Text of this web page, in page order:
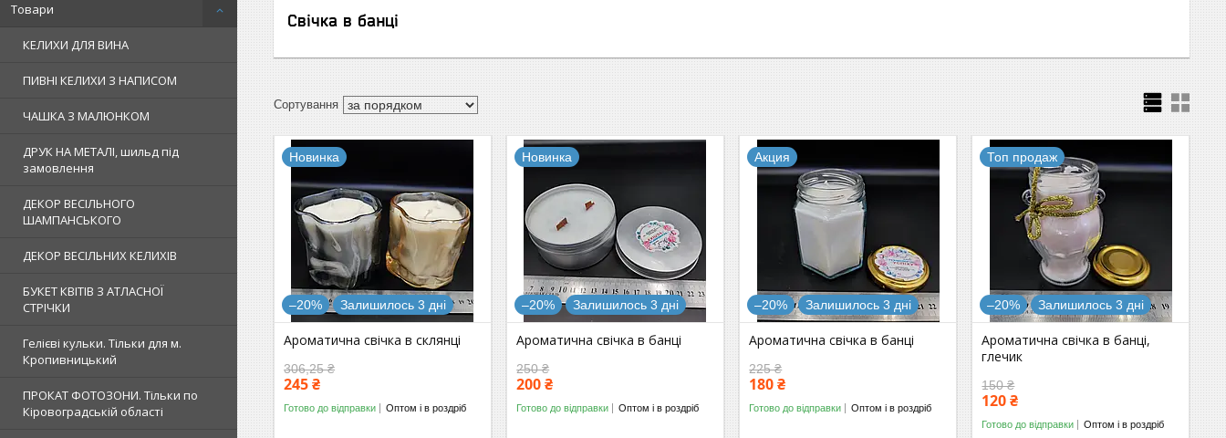
Товари
КЕЛИХИ ДЛЯ ВИНА
ПИВНІ КЕЛИХИ З НАПИСОМ
ЧАШКА З МАЛЮНКОМ
ДРУК НА МЕТАЛІ, шильд під
замовлення
ДЕКОР ВЕСІЛЬНОГО
ШАМПАНСЬКОГО
ДЕКОР ВЕСІЛЬНИХ КЕЛИХІВ
БУКЕТ КВІТІВ З АТЛАСНОЇ
СТРІЧКИ
Гелієві кульки. Тільки для м.
Кропивницький
ПРОКАТ ФОТОЗОНИ. Тільки по
Кіровоградській області
Свічка в банці
Новинка
–20% Залишилось 3 дні
Ароматична свічка в склянці
306,25 ₴
245 ₴
Готово до відправки Оптом і в роздріб
Новинка
–20% Залишилось 3 дні
Ароматична свічка в банці
250 ₴
200 ₴
Готово до відправки Оптом і в роздріб
Акция
–20% Залишилось 3 дні
Ароматична свічка в банці
225 ₴
180 ₴
Готово до відправки Оптом і в роздріб
Топ продаж
–20% Залишилось 3 дні
Ароматична свічка в банці,
глечик
150 ₴
120 ₴
Готово до відправки Оптом і в роздріб